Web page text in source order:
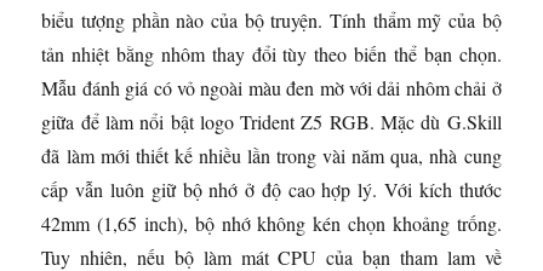
biểu tượng phần nào của bộ truyện. Tính thẩm mỹ của bộ
tản nhiệt bằng nhôm thay đổi tùy theo biến thể bạn chọn.
Mẫu đánh giá có vỏ ngoài màu đen mờ với dải nhôm chải ở
giữa để làm nổi bật logo Trident Z5 RGB. Mặc dù G.Skill
đã làm mới thiết kế nhiều lần trong vài năm qua, nhà cung
cấp vẫn luôn giữ bộ nhớ ở độ cao hợp lý. Với kích thước
42mm (1,65 inch), bộ nhớ không kén chọn khoảng trống.
Tuy nhiên, nếu bộ làm mát CPU của bạn tham lam về